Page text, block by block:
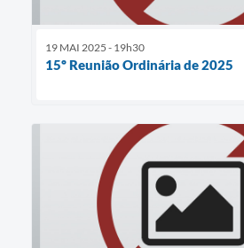
19 MAI 2025 - 19h30
15º Reunião Ordinária de 2025